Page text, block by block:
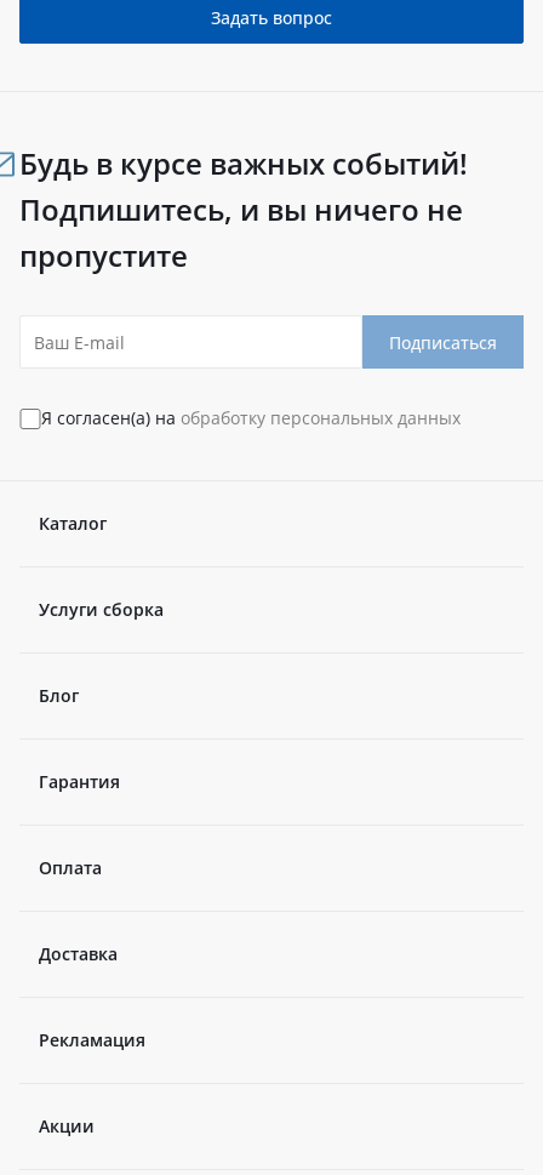
Задать вопрос
Будь в курсе важных событий!
Подпишитесь, и вы ничего не
пропустите
Подписаться
Я согласен(а) на обработку персональных данных
Каталог
Услуги сборка
Блог
Гарантия
Оплата
Доставка
Рекламация
Акции